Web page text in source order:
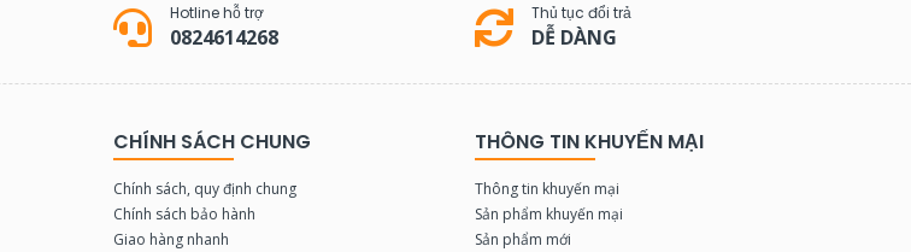
Hotline hỗ trợ
0824614268
Thủ tục đổi trả
DỄ DÀNG
CHÍNH SÁCH CHUNG
Chính sách, quy định chung
Chính sách bảo hành
Giao hàng nhanh
THÔNG TIN KHUYẾN MẠI
Thông tin khuyến mại
Sản phẩm khuyến mại
Sản phẩm mới